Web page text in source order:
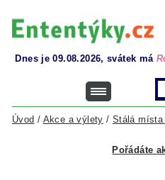
Dnes je 09.08.2026, svátek má
Úvod / Akce a výlety / Stálá
Pořádáte